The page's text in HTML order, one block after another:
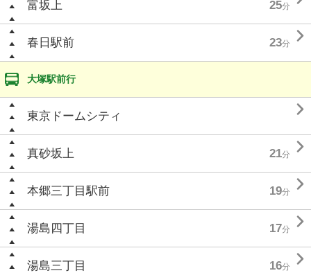
富坂上 25分
春日駅前 23分 
大塚駅前行
東京ドームシティ 
真砂坂上 21分 
本郷三丁目駅前 19分 
湯島四丁目 17分 
湯島三丁目 16分 